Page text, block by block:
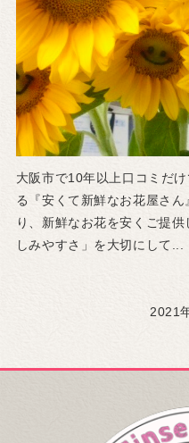
大阪市で10年以上口コミだ
る『安くて新鮮なお花屋さ
り、新鮮なお花を安くご提
しみやすさ」を大切にして...
2021